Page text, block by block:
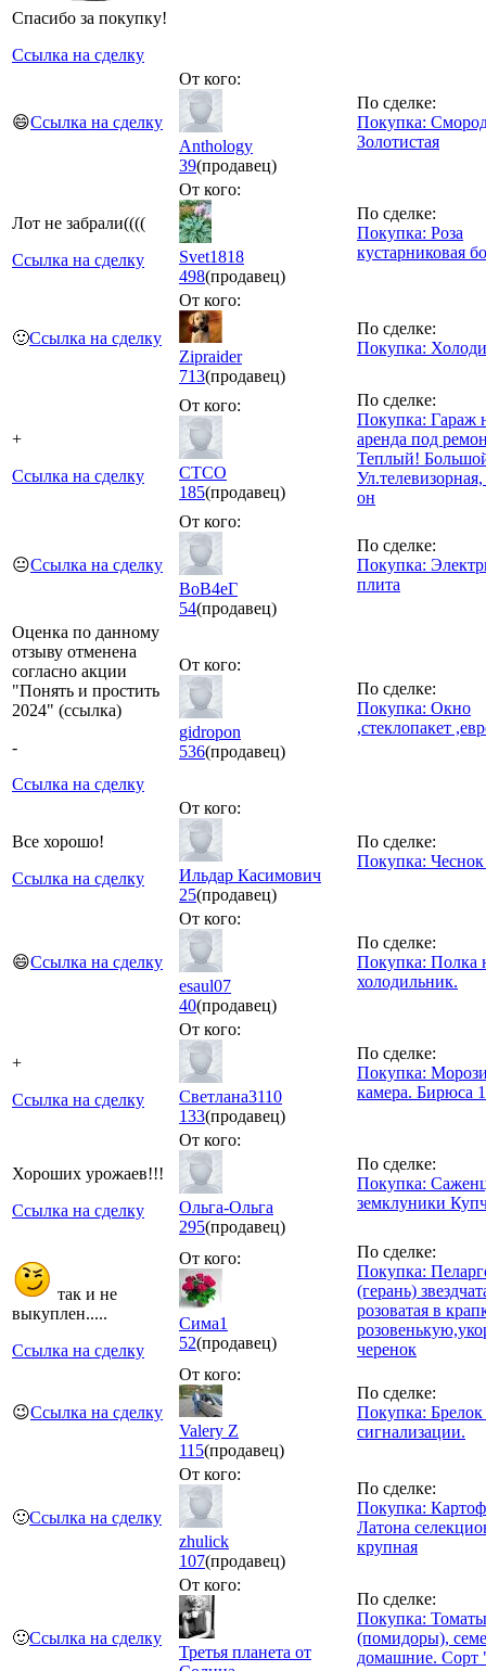
Спасибо за покупку!
Ссылка на сделку
😄Ссылка на сделку
От кого:
Anthology
39(продавец)
По сделке:
Покупка:
Золотистая
Лот не забрали((((
Ссылка на сделку
От кого:
Svet1818
498(продавец)
По сделке:
Покупка: Роза
кустарниковая
🙂Ссылка на сделку
От кого:
Zipraider
713(продавец)
По сделке:
Покупка:
+
Ссылка на сделку
От кого:
CTCO
185(продавец)
По сделке:
Покупка: Гараж
аренда под
Теплый!
он
😐Ссылка на сделку
От кого:
ВоВ4еГ
54(продавец)
По сделке:
Покупка:
плита
Оценка по данному
отзыву отменена
согласно акции
"Понять и простить
2024" (ссылка)
-
Ссылка на сделку
От кого:
gidropon
536(продавец)
По сделке:
Покупка: Окно
,стеклопакет
Все хорошо!
Ссылка на сделку
От кого:
Ильдар Касимович
25(продавец)
По сделке:
Покупка:
😄Ссылка на сделку
От кого:
esaul07
40(продавец)
По сделке:
Покупка: Полка
холодильник.
+
Ссылка на сделку
От кого:
Светлана3110
133(продавец)
По сделке:
Покупка:
камера. Бирюса
Хороших урожаев!!!
Ссылка на сделку
От кого:
Ольга-Ольга
295(продавец)
По сделке:
Покупка:
земклуники
так и не
выкуплен.....
Ссылка на сделку
От кого:
Сима1
52(продавец)
По сделке:
Покупка:
(герань)
розоватая в
черенок
😉Ссылка на сделку
От кого:
Valery Z
115(продавец)
По сделке:
Покупка: Брелок
сигнализации.
🙂Ссылка на сделку
От кого:
zhulick
107(продавец)
По сделке:
Покупка:
Латона
крупная
🙂Ссылка на сделку
От кого:
Третья планета от
По сделке:
Покупка: Томаты
(помидоры),
домашние. Сорт